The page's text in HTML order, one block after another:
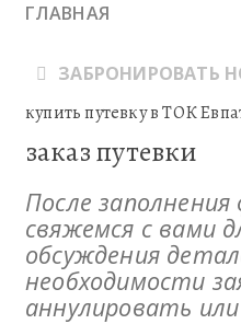
ГЛАВНАЯ
ЗАБРОНИРОВАТЬ
купить путевку в ТОК
заказ путевки
После
свяжемся с вами
обсуждения
необходимости
аннулировать